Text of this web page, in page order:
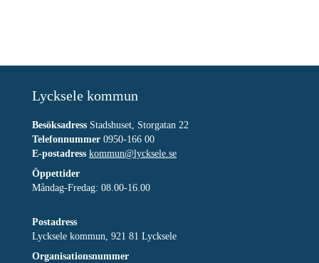
Lycksele kommun
Besöksadress Stadshuset, Storgatan 22
Telefonnummer 0950-166 00
E-postadress kommun@lycksele.se
Öppettider
Måndag-Fredag: 08.00-16.00
Postadress
Lycksele kommun, 921 81 Lycksele
Organisationsnummer